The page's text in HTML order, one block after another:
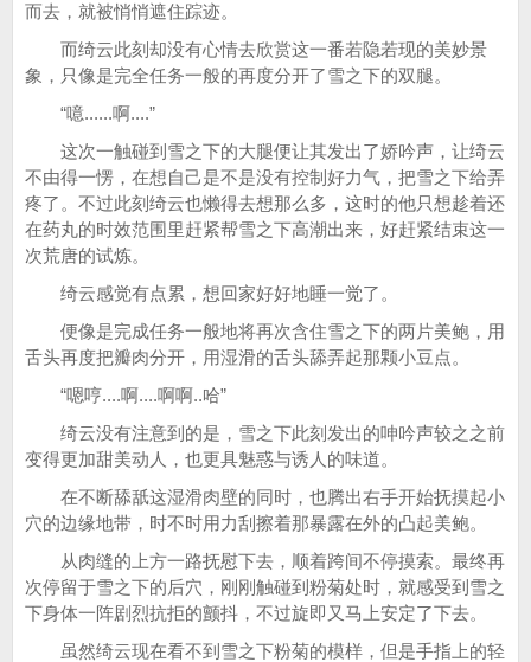
而去，就被悄悄遮住踪迹。
而绮云此刻却没有心情去欣赏这一番若隐若现的美妙景
象，只像是完全任务一般的再度分开了雪之下的双腿。
“噫......啊....”
这次一触碰到雪之下的大腿便让其发出了娇吟声，让绮云
不由得一愣，在想自己是不是没有控制好力气，把雪之下给弄
疼了。不过此刻绮云也懒得去想那么多，这时的他只想趁着还
在药丸的时效范围里赶紧帮雪之下高潮出来，好赶紧结束这一
次荒唐的试炼。
绮云感觉有点累，想回家好好地睡一觉了。
便像是完成任务一般地将再次含住雪之下的两片美鲍，用
舌头再度把瓣肉分开，用湿滑的舌头舔弄起那颗小豆点。
“嗯哼....啊....啊啊..哈”
绮云没有注意到的是，雪之下此刻发出的呻吟声较之之前
变得更加甜美动人，也更具魅惑与诱人的味道。
在不断舔舐这湿滑肉壁的同时，也腾出右手开始抚摸起小
穴的边缘地带，时不时用力刮擦着那暴露在外的凸起美鲍。
从肉缝的上方一路抚慰下去，顺着跨间不停摸索。最终再
次停留于雪之下的后穴，刚刚触碰到粉菊处时，就感受到雪之
下身体一阵剧烈抗拒的颤抖，不过旋即又马上安定了下去。
虽然绮云现在看不到雪之下粉菊的模样，但是手指上的轻